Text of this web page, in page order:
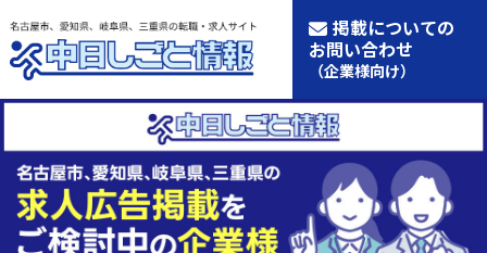
掲載についての
お問い合わせ
（企業様向け）